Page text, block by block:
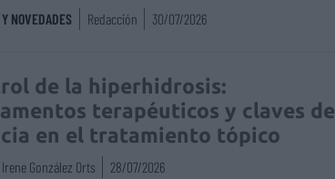
NOVEDADES Redacción 30/07/2026
de la hiperhidrosis:
terapéuticos y claves de
en el tratamiento tópico
Irene González Orts 28/07/2026